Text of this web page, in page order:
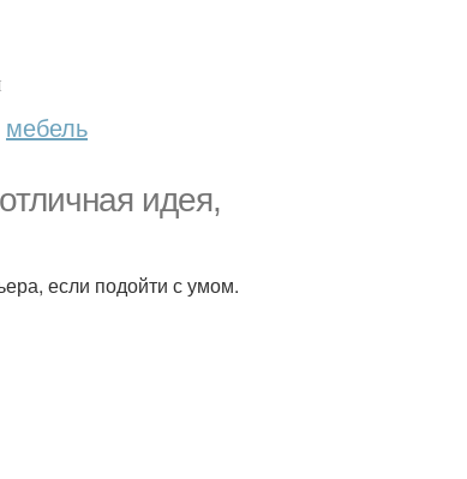
мебель
идея,
если подойти с умом.